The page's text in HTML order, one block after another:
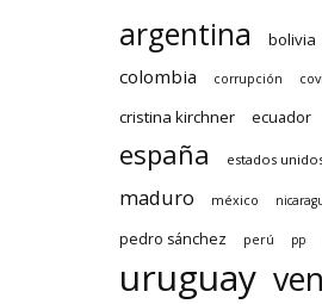
argentina bolivia
colombia
corrupción
cristina kirchner ecuador
españa estados
maduro méxico
pedro sánchez perú pp
uruguay